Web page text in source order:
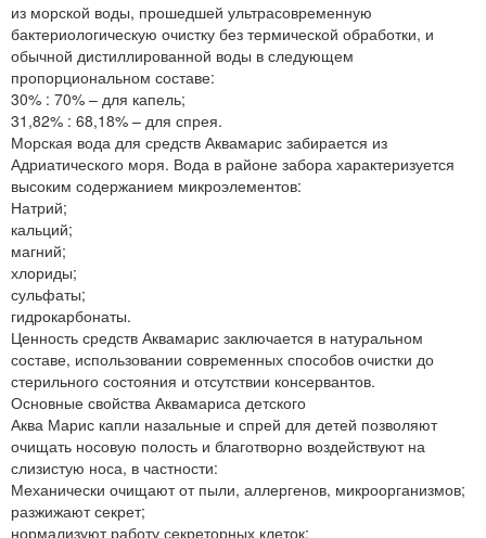
из морской воды, прошедшей ультрасовременную
бактериологическую очистку без термической обработки, и
обычной дистиллированной воды в следующем
пропорциональном составе:
30% : 70% – для капель;
31,82% : 68,18% – для спрея.
Морская вода для средств Аквамарис забирается из
Адриатического моря. Вода в районе забора характеризуется
высоким содержанием микроэлементов:
Натрий;
кальций;
магний;
хлориды;
сульфаты;
гидрокарбонаты.
Ценность средств Аквамарис заключается в натуральном
составе, использовании современных способов очистки до
стерильного состояния и отсутствии консервантов.
Основные свойства Аквамариса детского
Аква Марис капли назальные и спрей для детей позволяют
очищать носовую полость и благотворно воздействуют на
слизистую носа, в частности:
Механически очищают от пыли, аллергенов, микроорганизмов;
разжижают секрет;
нормализуют работу секреторных клеток;